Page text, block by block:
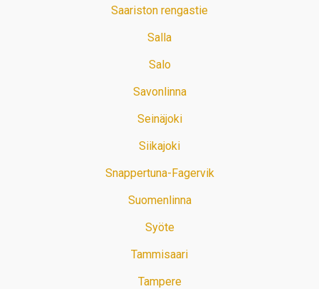
Saariston rengastie
Salla
Salo
Savonlinna
Seinäjoki
Siikajoki
Snappertuna-Fagervik
Suomenlinna
Syöte
Tammisaari
Tampere